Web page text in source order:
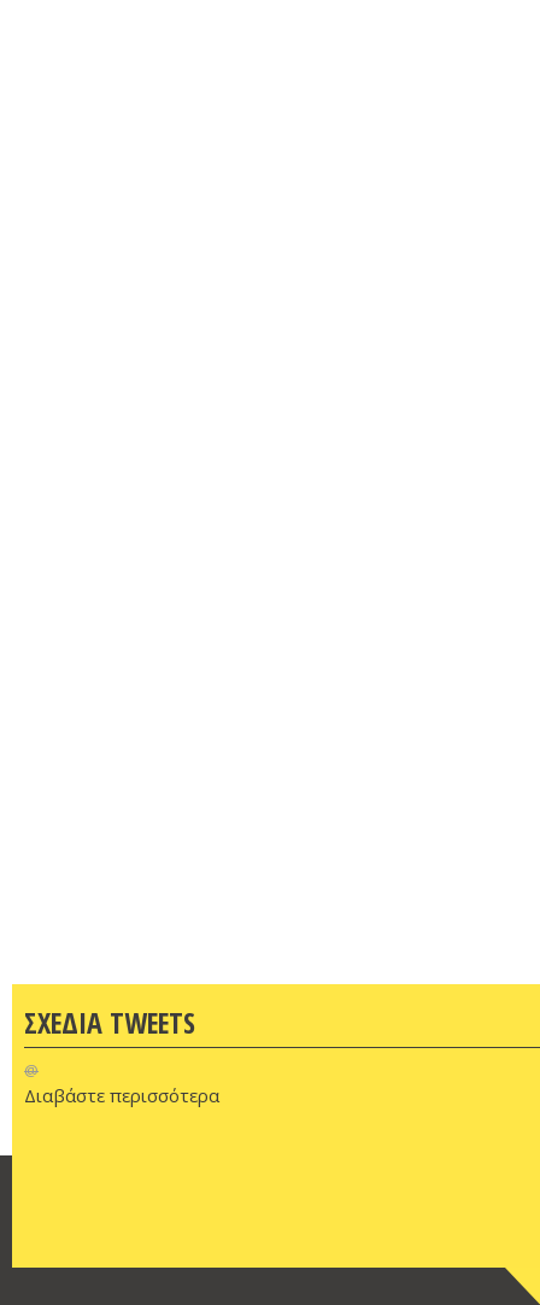
ΣΧΕΔΙΑ TWEETS
@
Διαβάστε περισσότερα